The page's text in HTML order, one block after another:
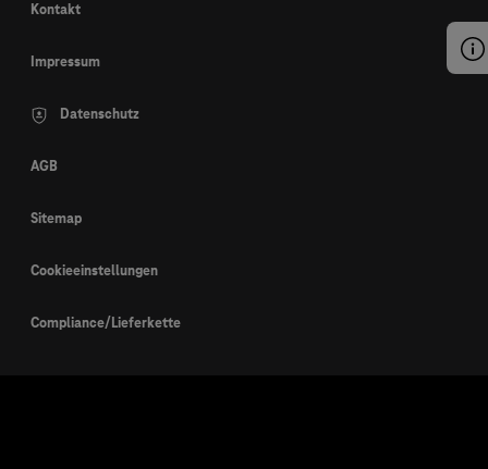
Kontakt
Impressum
Datenschutz
AGB
Sitemap
Cookieeinstellungen
Compliance/Lieferkette